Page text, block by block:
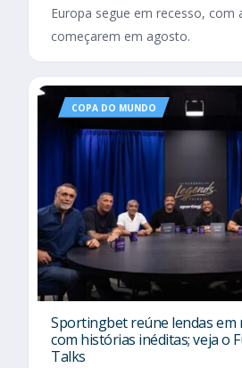
Europa segue em recesso, com
começarem em agosto.
COPA DO MUNDO
Sportingbet reúne lendas em
com histórias inéditas; veja o
Talks